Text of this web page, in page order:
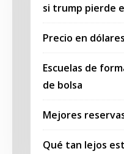
si trump pierde
Precio en
Escuelas de
de bolsa
Mejores
Qué tan lejos